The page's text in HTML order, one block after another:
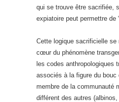
qui se trouve être sacrifiée,
expiatoire peut permettre de
Cette logique sacrificielle se
cœur du phénomène
les codes anthropologiques
associés à la figure du
membre de la communauté
différent des autres (albinos,